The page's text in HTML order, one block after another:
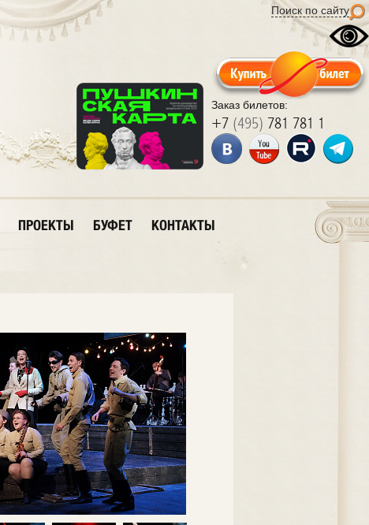
Поиск по сайту
Заказ билетов:
+7 (495) 781 781 1
ПРОЕКТЫ БУФЕТ КОНТАКТЫ